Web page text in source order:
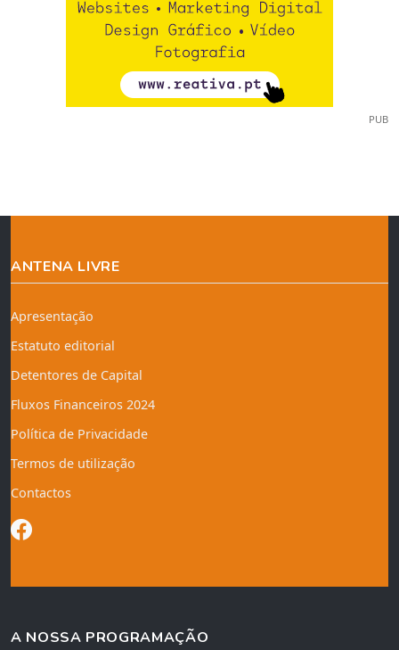
PUB
ANTENA LIVRE
Apresentação
Estatuto editorial
Detentores de Capital
Fluxos Financeiros 2024
Política de Privacidade
Termos de utilização
Contactos
A NOSSA PROGRAMAÇÃO